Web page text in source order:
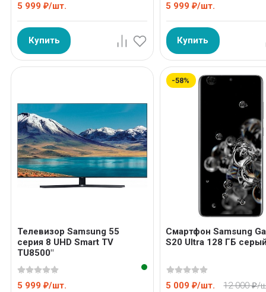
5 999 ₽/шт.
Купить
5 999 ₽/шт.
Купить
Телевизор Samsung 55
серия 8 UHD Smart TV
TU8500"
5 999 ₽/шт.
-58%
Смартфон Samsung
S20 Ultra 128 ГБ
5 009 ₽/шт. 12 000 ₽/